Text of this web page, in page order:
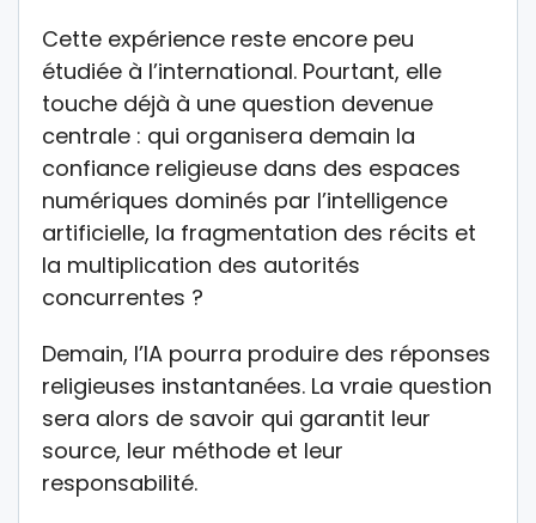
Cette expérience reste encore peu
étudiée à l’international. Pourtant, elle
touche déjà à une question devenue
centrale : qui organisera demain la
confiance religieuse dans des espaces
numériques dominés par l’intelligence
artificielle, la fragmentation des récits et
la multiplication des autorités
concurrentes ?
Demain, l’IA pourra produire des réponses
religieuses instantanées. La vraie question
sera alors de savoir qui garantit leur
source, leur méthode et leur
responsabilité.